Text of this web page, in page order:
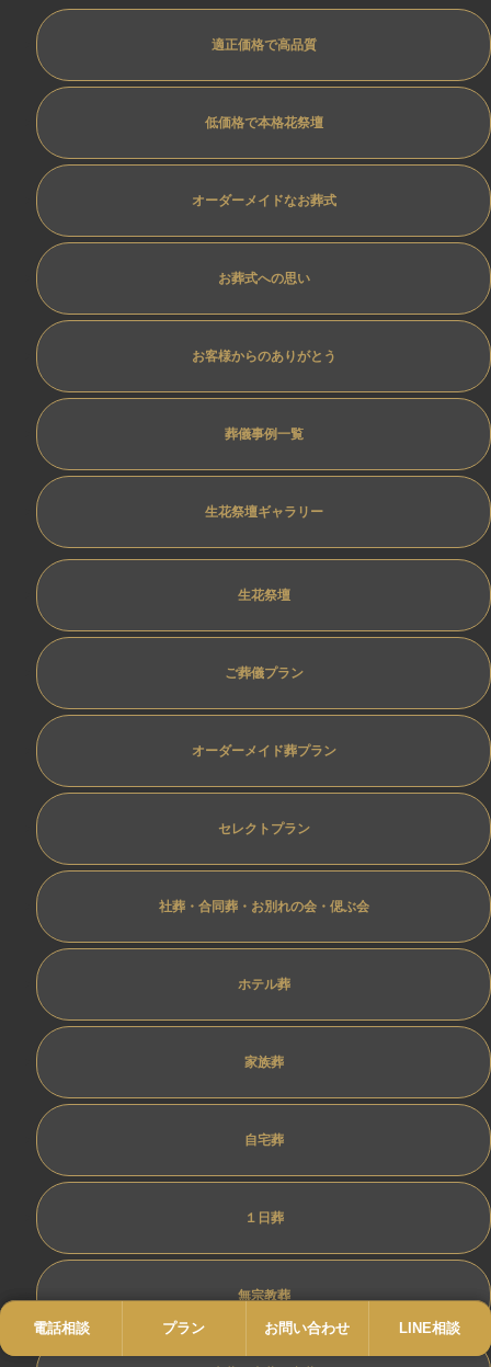
適正価格で高品質
低価格で本格花祭壇
オーダーメイドなお葬式
お葬式への思い
お客様からのありがとう
葬儀事例一覧
生花祭壇ギャラリー
生花祭壇
ご葬儀プラン
オーダーメイド葬プラン
セレクトプラン
社葬・合同葬・お別れの会・偲ぶ会
ホテル葬
家族葬
自宅葬
１日葬
無宗教葬
電話 プラン お問い合わせ LINE
電話相談 プラン お問い合わせ LINE相談